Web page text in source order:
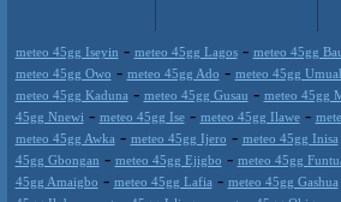
meteo 45gg Iseyin - meteo 45gg Lagos- meteo 45gg
meteo 45gg Owo - meteo 45gg Ado - meteo 45gg
meteo 45gg Kaduna - meteo 45gg Gusau - meteo 45gg
45gg Nnewi - meteo 45gg Ise- meteo 45gg Ilawe-
meteo 45gg Awka - meteo 45gg Ijero - meteo 45gg Inisa
45gg Gbongan - meteo 45gg Ejigbo - meteo 45gg
45gg Amaigbo - meteo 45gg Lafia - meteo 45gg Gashua